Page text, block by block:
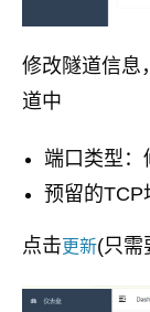
修改隧道信息
道中
端口类型：
预留的TCP
点击更新(只需